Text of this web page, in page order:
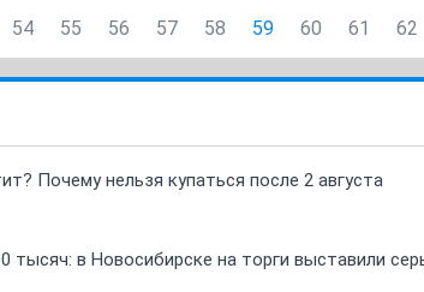
54 55 56 57 58 59 60 61 62
Почему нельзя купаться после 2 августа
тысяч: в Новосибирске на торги выставили